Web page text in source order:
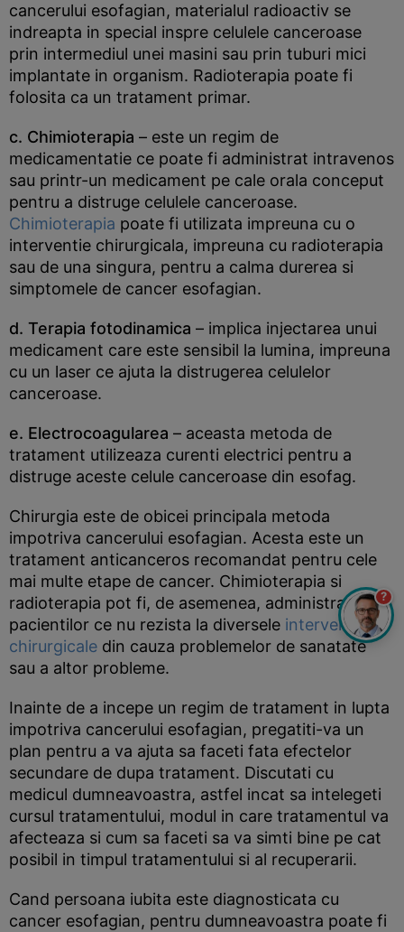
cancerului esofagian, materialul radioactiv se
indreapta in special inspre celulele canceroase
prin intermediul unei masini sau prin tuburi mici
implantate in organism. Radioterapia poate fi
folosita ca un tratament primar.
c. Chimioterapia – este un regim de
medicamentatie ce poate fi administrat intravenos
sau printr-un medicament pe cale orala conceput
pentru a distruge celulele canceroase.
Chimioterapia poate fi utilizata impreuna cu o
interventie chirurgicala, impreuna cu radioterapia
sau de una singura, pentru a calma durerea si
simptomele de cancer esofagian.
d. Terapia fotodinamica – implica injectarea unui
medicament care este sensibil la lumina, impreuna
cu un laser ce ajuta la distrugerea celulelor
canceroase.
e. Electrocoagularea – aceasta metoda de
tratament utilizeaza curenti electrici pentru a
distruge aceste celule canceroase din esofag.
Chirurgia este de obicei principala metoda
impotriva cancerului esofagian. Acesta este un
tratament anticanceros recomandat pentru cele
mai multe etape de cancer. Chimioterapia si
radioterapia pot fi, de asemenea, administrate
pacientilor ce nu rezista la diversele interventii
chirurgicale din cauza problemelor de sanatate
sau a altor probleme.
Inainte de a incepe un regim de tratament in lupta
impotriva cancerului esofagian, pregatiti-va un
plan pentru a va ajuta sa faceti fata efectelor
secundare de dupa tratament. Discutati cu
medicul dumneavoastra, astfel incat sa intelegeti
cursul tratamentului, modul in care tratamentul va
afecteaza si cum sa faceti sa va simti bine pe cat
posibil in timpul tratamentului si al recuperarii.
Cand persoana iubita este diagnosticata cu
cancer esofagian, pentru dumneavoastra poate fi
?